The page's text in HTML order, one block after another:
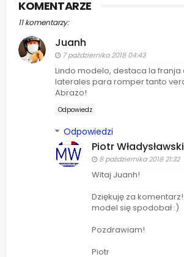
KOMENTARZE
11 komentarzy:
Juanh
7 października 2018 04:43
Lindo modelo, destaca la franja
laterales para romper tanto
Abrazo!
Odpowiedz
Odpowiedzi
Piotr Władysławski
8 października 2018 21:32
Witaj Juanh!
Dziękuję za
model się spodobał :)
Pozdrawiam!
Piotr